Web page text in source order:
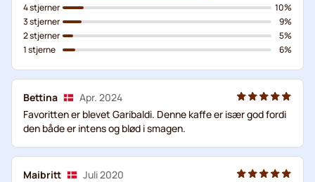
4 stjerner
3 stjerner
2 stjerner
1 stjerne
10%
9%
5%
6%
Bettina
Apr. 2024
Favoritten er blevet Garibaldi. Denne kaffe er især god fordi
den både er intens og blød i smagen.
Maibritt
Juli 2020